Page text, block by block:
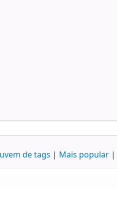
de tags Mais popular